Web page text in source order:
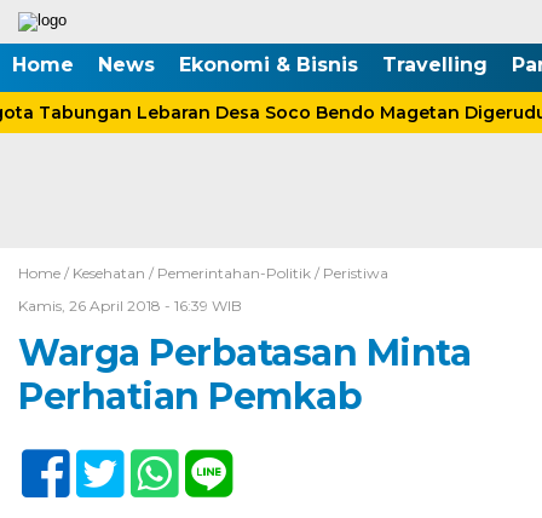
Home News Ekonomi & Bisnis Travelling
Tabungan Lebaran Desa Soco Bendo Magetan
Home / Kesehatan / Pemerintahan-Politik / Peristiwa
Kamis, 26 April 2018 - 16:39 WIB
Warga Perbatasan Minta
Perhatian Pemkab